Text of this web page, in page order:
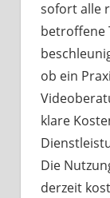
sofort alle
betroffene
ob ein
klare
Die
derzeit